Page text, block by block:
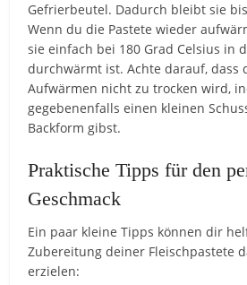
Gefrierbeutel. Dadurch bleibt sie
Wenn du die Pastete wieder
sie einfach bei 180 Grad Celsius in
durchwärmt ist. Achte darauf, dass
Aufwärmen nicht zu trocken wird,
gegebenenfalls einen kleinen
Backform gibst.
Praktische Tipps für den
Geschmack
Ein paar kleine Tipps können dir
Zubereitung deiner Fleischpastete
erzielen: